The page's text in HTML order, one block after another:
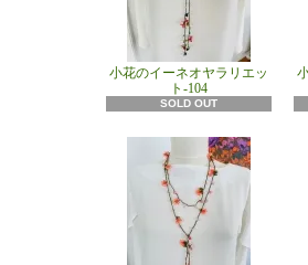
小花のイーネオヤラリエッ
ト-104
SOLD OUT